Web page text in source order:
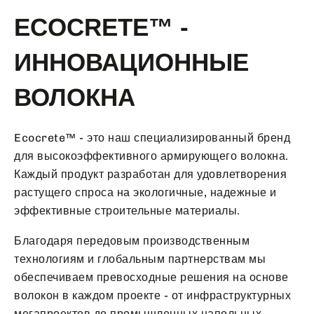
ECOCRETE™ -
ИННОВАЦИОННЫЕ
ВОЛОКНА
Ecocrete™ - это наш специализированный бренд
для высокоэффективного армирующего волокна.
Каждый продукт разработан для удовлетворения
растущего спроса на экологичные, надежные и
эффективные строительные материалы.
Благодаря передовым производственным
технологиям и глобальным партнерствам мы
обеспечиваем превосходные решения на основе
волокон в каждом проекте - от инфраструктурных